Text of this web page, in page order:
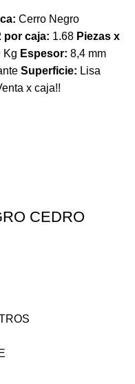
Cerro Negro
por caja: 1.68 Piezas x
Kg Espesor: 8,4 mm
Superficie: Lisa
x caja!!
CEDRO